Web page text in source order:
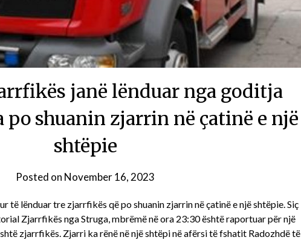
janë lënduar nga goditja
shuanin zjarrin në çatinë e një
shtëpie
Posted on November 16, 2023
lënduar tre zjarrfikës që po shuanin zjarrin në çatinë e një shtëpie. Siç
Zjarrfikës nga Struga, mbrëmë në ora 23:30 është raportuar për një
zjarrfikës. Zjarri ka rënë në një shtëpi në afërsi të fshatit Radozhdë të